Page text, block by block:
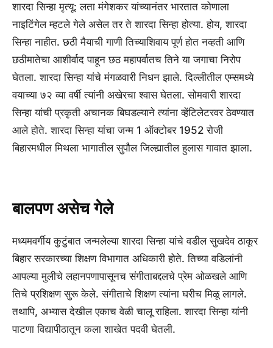
शारदा सिन्हा मृत्यू: लता मंगेशकर यांच्यानंतर भारतात कोणाला
नाइटिंगेल म्हटले गेले असेल तर ते शारदा सिन्हा होत्या. होय, शारदा
सिन्हा नाहीत. छठी मैयाची गाणी तिच्याशिवाय पूर्ण होत नव्हती आणि
छठीमातेचा आशीर्वाद पाहून छठ महापर्वातच तिने या जगाचा निरोप
घेतला. शारदा सिन्हा यांचे मंगळवारी निधन झाले. दिल्लीतील एम्समध्ये
वयाच्या ७२ व्या वर्षी त्यांनी अखेरचा श्वास घेतला. सोमवारी शारदा
सिन्हा यांची प्रकृती अचानक बिघडल्याने त्यांना व्हेंटिलेटरवर ठेवण्यात
आले होते. शारदा सिन्हा यांचा जन्म 1 ऑक्टोबर 1952 रोजी
बिहारमधील मिथला भागातील सुपौल जिल्ह्यातील हुलास गावात झाला.
बालपण असेच गेले
मध्यमवर्गीय कुटुंबात जन्मलेल्या शारदा सिन्हा यांचे वडील सुखदेव ठाकूर
बिहार सरकारच्या शिक्षण विभागात अधिकारी होते. तिच्या वडिलांनी
आपल्या मुलीचे लहानपणापासूनच संगीताबद्दलचे प्रेम ओळखले आणि
तिचे प्रशिक्षण सुरू केले. संगीताचे शिक्षण त्यांना घरीच मिळू लागले.
तथापि, अभ्यास देखील एकाच वेळी चालू राहिला. शारदा सिन्हा यांनी
पाटणा विद्यापीठातून कला शाखेत पदवी घेतली.